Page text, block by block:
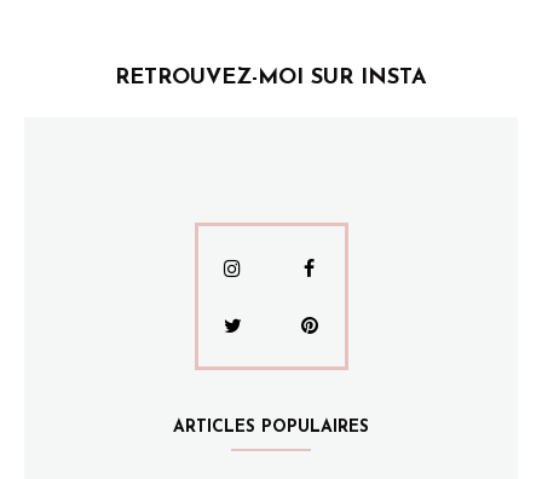
RETROUVEZ-MOI SUR INSTA
ARTICLES POPULAIRES